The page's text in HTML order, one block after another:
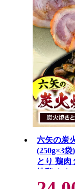
六矢の炭
(250g×3
とり 鶏肉
地鶏 もも
酌 おかず